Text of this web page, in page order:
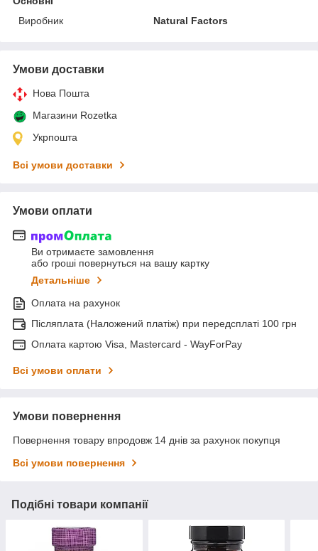
Виробник
Natural Factors
Умови доставки
Нова Пошта
Магазини Rozetka
Укрпошта
Всі умови доставки
Умови оплати
Ви отримаєте замовлення
або гроші повернуться на вашу картку
Детальніше
Оплата на рахунок
Післяплата (Наложений платіж) при передсплаті 100 грн
Оплата картою Visa, Mastercard - WayForPay
Всі умови оплати
Умови повернення
Повернення товару впродовж 14 днів за рахунок покупця
Всі умови повернення
Подібні товари компанії